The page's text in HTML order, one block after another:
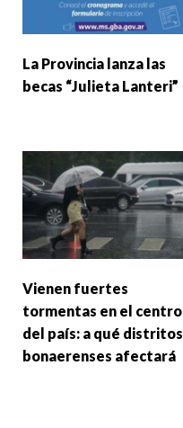
La Provincia lanza las
becas “Julieta Lanteri”
Vienen fuertes
tormentas en el centro
del país: a qué distritos
bonaerenses afectará